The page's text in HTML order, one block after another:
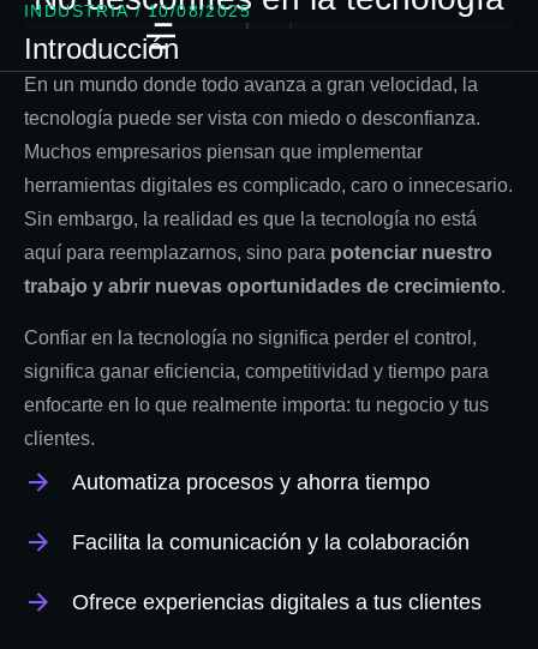
INDUSTRIA / 10/08/2025
Introducción
En un mundo donde todo avanza a gran velocidad, la
tecnología puede ser vista con miedo o desconfianza.
Muchos empresarios piensan que implementar
herramientas digitales es complicado, caro o innecesario.
Sin embargo, la realidad es que la tecnología no está
aquí para reemplazarnos, sino para potenciar nuestro
trabajo y abrir nuevas oportunidades de crecimiento.
Confiar en la tecnología no significa perder el control,
significa ganar eficiencia, competitividad y tiempo para
enfocarte en lo que realmente importa: tu negocio y tus
clientes.
Automatiza procesos y ahorra tiempo
Facilita la comunicación y la colaboración
Ofrece experiencias digitales a tus clientes